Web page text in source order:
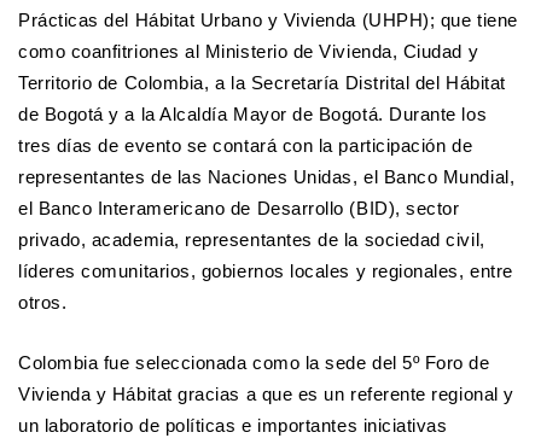
Prácticas del Hábitat Urbano y Vivienda (UHPH); que tiene
como coanfitriones al Ministerio de Vivienda, Ciudad y
Territorio de Colombia, a la Secretaría Distrital del Hábitat
de Bogotá y a la Alcaldía Mayor de Bogotá. Durante los
tres días de evento se contará con la participación de
representantes de las Naciones Unidas, el Banco Mundial,
el Banco Interamericano de Desarrollo (BID), sector
privado, academia, representantes de la sociedad civil,
líderes comunitarios, gobiernos locales y regionales, entre
otros.
Colombia fue seleccionada como la sede del 5º Foro de
Vivienda y Hábitat gracias a que es un referente regional y
un laboratorio de políticas e importantes iniciativas